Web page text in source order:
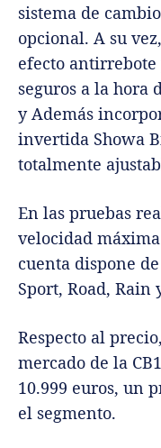
sistema de
opcional. A su
efecto antirrebote
seguros a la hora
y Además
invertida Showa
totalmente
En las pruebas
velocidad
cuenta dispone
Sport, Road, Rain
Respecto al
mercado de la
10.999 euros, un
el segmento.